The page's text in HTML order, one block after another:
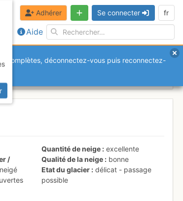
Aide
Adhérer Se connecter fr
déconnectez-vous puis reconnectez-
/
Quantité de neige
excellente
Qualité de la neige
bonne
Etat du glacier
délicat - passage
possible